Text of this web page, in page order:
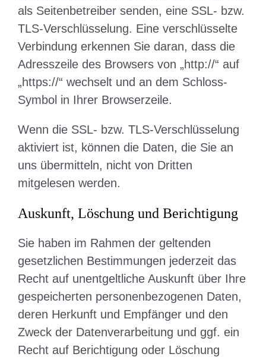
als Seitenbetreiber senden, eine SSL- bzw.
TLS-Verschlüsselung. Eine verschlüsselte
Verbindung erkennen Sie daran, dass die
Adresszeile des Browsers von „http://“ auf
„https://“ wechselt und an dem Schloss-
Symbol in Ihrer Browserzeile.
Wenn die SSL- bzw. TLS-Verschlüsselung
aktiviert ist, können die Daten, die Sie an
uns übermitteln, nicht von Dritten
mitgelesen werden.
Auskunft, Löschung und Berichtigung
Sie haben im Rahmen der geltenden
gesetzlichen Bestimmungen jederzeit das
Recht auf unentgeltliche Auskunft über Ihre
gespeicherten personenbezogenen Daten,
deren Herkunft und Empfänger und den
Zweck der Datenverarbeitung und ggf. ein
Recht auf Berichtigung oder Löschung